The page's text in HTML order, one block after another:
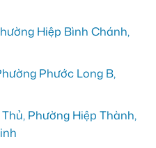
Hiệp Bình Chánh,
Phước Long B,
Phường Hiệp Thành,